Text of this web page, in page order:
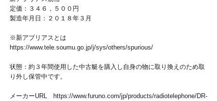
定価：３４６，５００円
製造年月日：２０１８年３月
※新アプリアスとは
https://www.tele.soumu.go.jp/j/sys/others/spurious/
状態：約３年間使用した中古艇を購入し自身の物に取り換えのため取
り外し保管中です。
メーカーURL https://www.furuno.com/jp/products/radiotelephone/DR-